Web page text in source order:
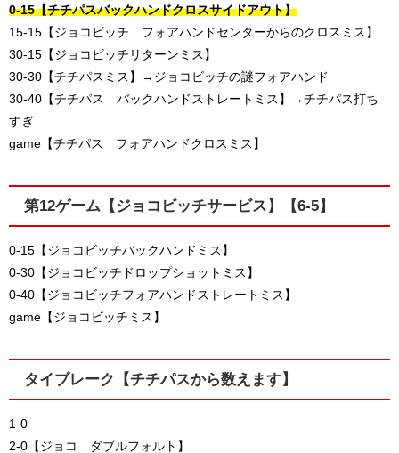
0-15【チチパスバックハンドクロスサイドアウト】
15-15【ジョコビッチ フォアハンドセンターからのクロスミス】
30-15【ジョコビッチリターンミス】
30-30【チチパスミス】→ジョコビッチの謎フォアハンド
30-40【チチパス バックハンドストレートミス】→チチパス打ち
すぎ
game【チチパス フォアハンドクロスミス】
第12ゲーム【ジョコビッチサービス】【6-5】
0-15【ジョコビッチバックハンドミス】
0-30【ジョコビッチドロップショットミス】
0-40【ジョコビッチフォアハンドストレートミス】
game【ジョコビッチミス】
タイブレーク【チチパスから数えます】
1-0
2-0【ジョコ ダブルフォルト】